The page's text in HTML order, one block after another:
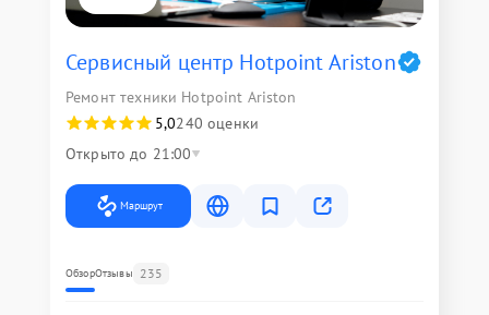
Сервисный центр Hotpoint Ariston
Ремонт техники Hotpoint Ariston
5,0240 оценки
Открыто до 21:00
Маршрут
ОбзорОтзывы 235